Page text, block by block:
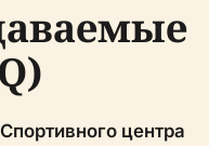
центра